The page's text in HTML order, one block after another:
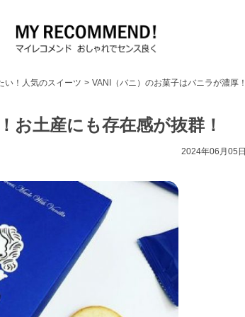
い！人気のスイーツ > VANI（バニ）のお菓子はバニラが濃厚
お土産にも存在感が抜群！
2024年06月05